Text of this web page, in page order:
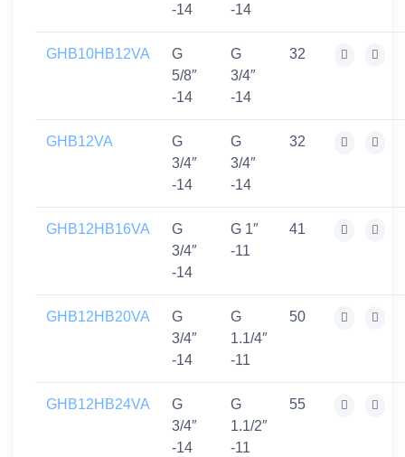
-14
-14
GHB10HB12VA
G
5/8″
-14
G
3/4″
-14
32
GHB12VA
G
3/4″
-14
G
3/4″
-14
32
GHB12HB16VA
G
3/4″
-14
G 1″
-11
41
GHB12HB20VA
G
3/4″
-14
G
1.1/4″
-11
50
GHB12HB24VA
G
3/4″
-14
G
1.1/2″
-11
55